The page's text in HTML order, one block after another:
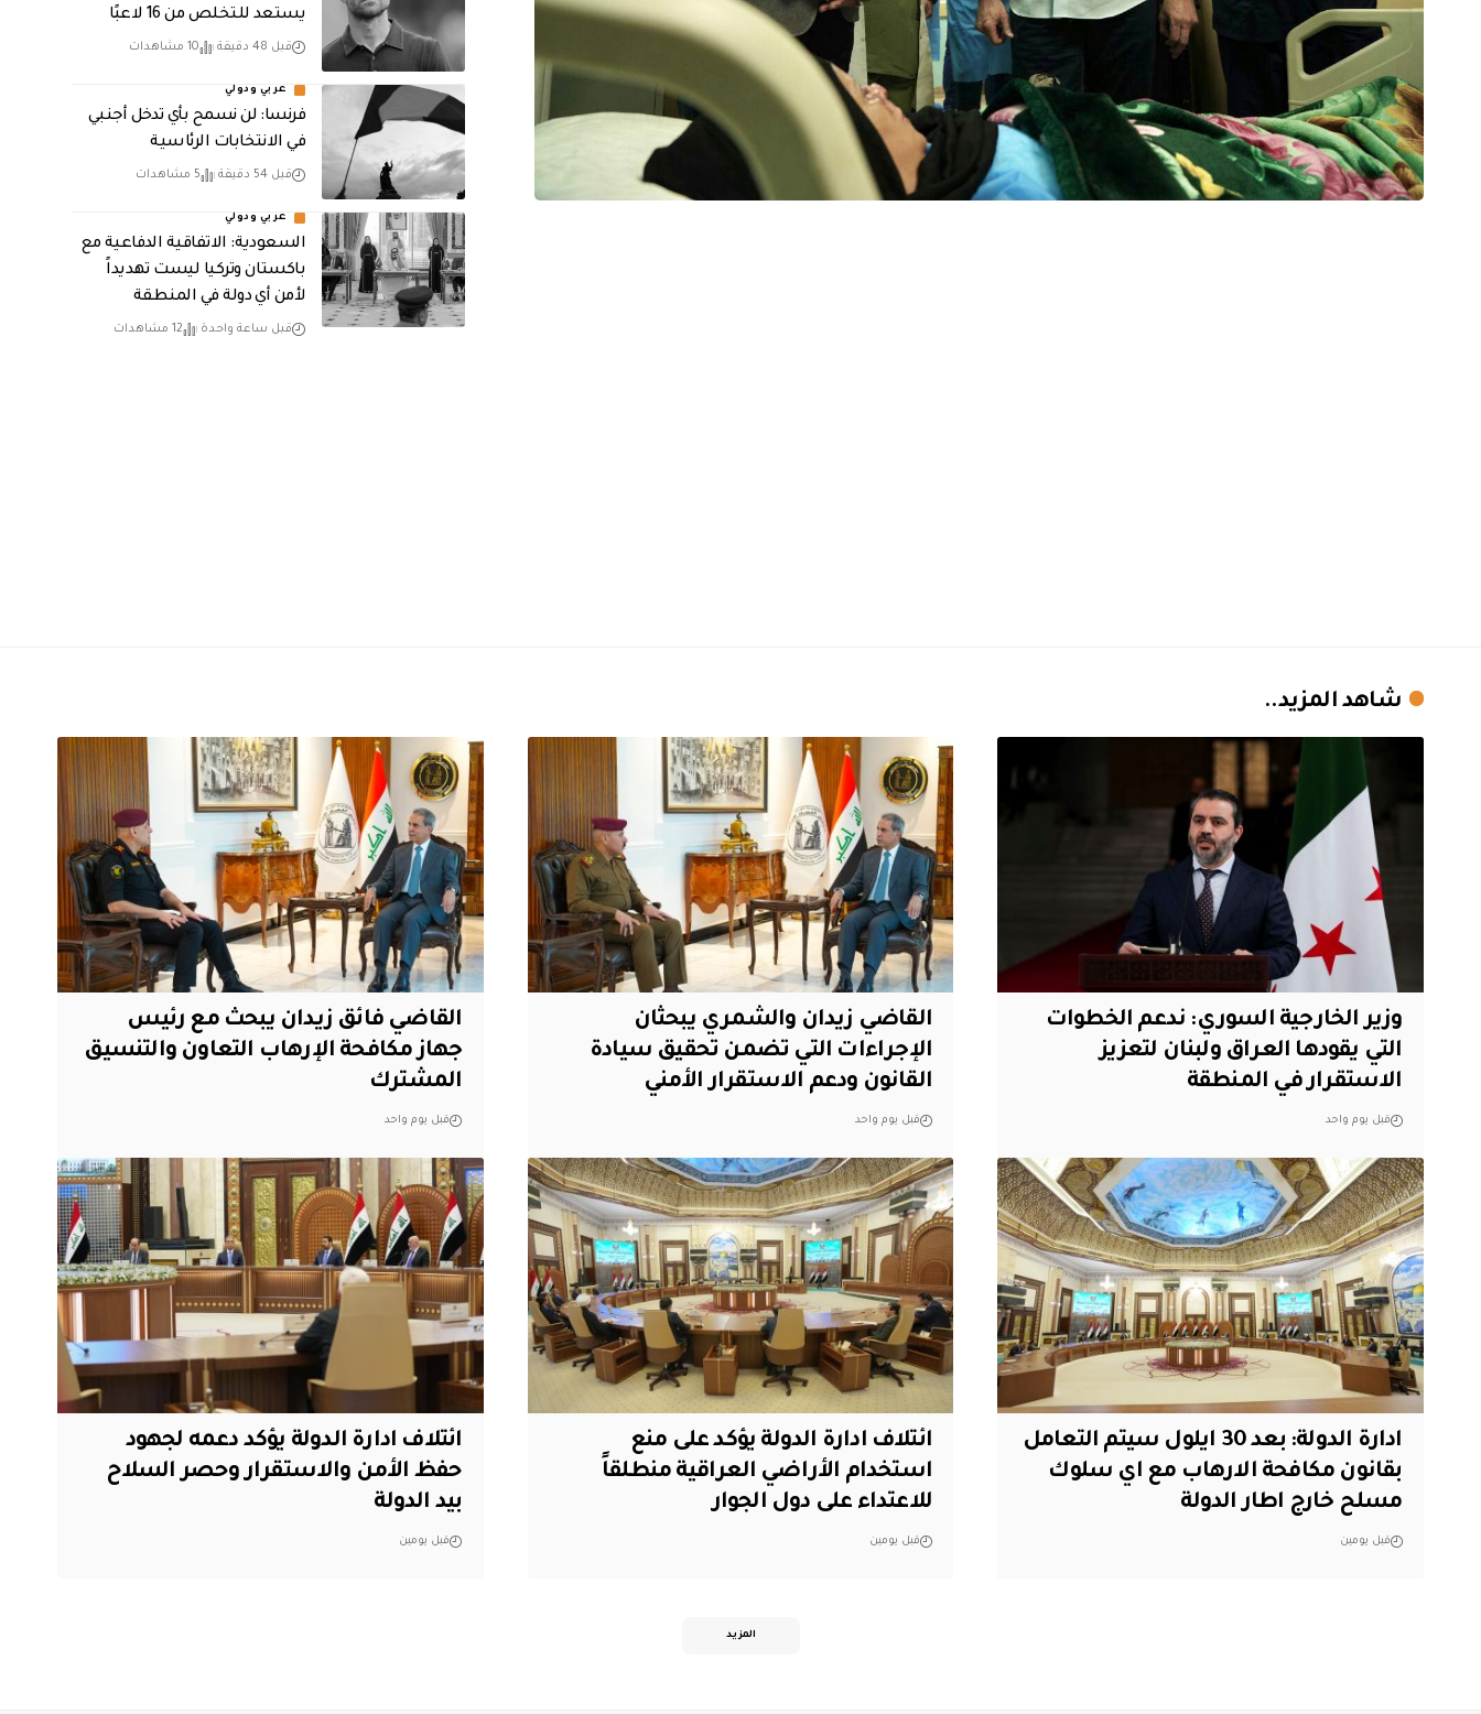
يستعد للتخلص من 16 لاعبًا
قبل 48 دقيقة 10 مشاهدات
عربي ودولي
فرنسا: لن نسمح بأي تدخل أجنبي
في الانتخابات الرئاسية
قبل 54 دقيقة 5 مشاهدات
عربي ودولي
السعودية: الاتفاقية الدفاعية مع
باكستان وتركيا ليست تهديداً
لأمن أي دولة في المنطقة
قبل ساعة واحدة 12 مشاهدات
شاهد المزيد..
وزير الخارجية السوري: ندعم الخطوات
التي يقودها العراق ولبنان لتعزيز
الاستقرار في المنطقة
قبل يوم واحد
القاضي زيدان والشمري يبحثان
الإجراءات التي تضمن تحقيق سيادة
القانون ودعم الاستقرار الأمني
قبل يوم واحد
القاضي فائق زيدان يبحث مع رئيس
جهاز مكافحة الإرهاب التعاون والتنسيق
المشترك
قبل يوم واحد
ادارة الدولة: بعد 30 ايلول سيتم التعامل
بقانون مكافحة الارهاب مع اي سلوك
مسلح خارج اطار الدولة
قبل يومين
ائتلاف ادارة الدولة يؤكد على منع
استخدام الأراضي العراقية منطلقاً
للاعتداء على دول الجوار
قبل يومين
ائتلاف ادارة الدولة يؤكد دعمه لجهود
حفظ الأمن والاستقرار وحصر السلاح
بيد الدولة
قبل يومين
المزيد